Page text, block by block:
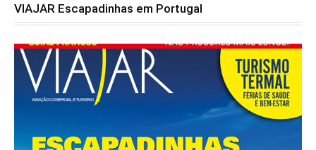
VIAJAR Escapadinhas em Portugal